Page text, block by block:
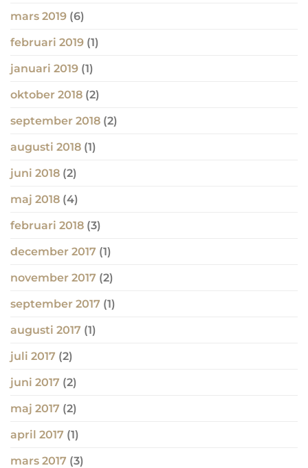
mars 2019 (6)
februari 2019 (1)
januari 2019 (1)
oktober 2018 (2)
september 2018 (2)
augusti 2018 (1)
juni 2018 (2)
maj 2018 (4)
februari 2018 (3)
december 2017 (1)
november 2017 (2)
september 2017 (1)
augusti 2017 (1)
juli 2017 (2)
juni 2017 (2)
maj 2017 (2)
april 2017 (1)
mars 2017 (3)